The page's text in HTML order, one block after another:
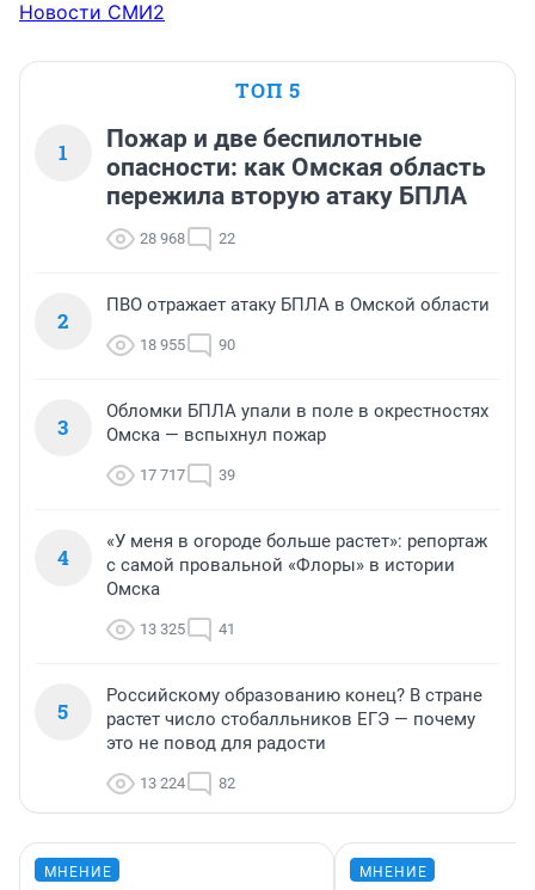
Новости СМИ2
ТОП 5
1
Пожар и две беспилотные
опасности: как Омская область
пережила вторую атаку БПЛА
28 968 22
2
ПВО отражает атаку БПЛА в Омской области
18 955 90
3
Обломки БПЛА упали в поле в окрестностях
Омска — вспыхнул пожар
17 717 39
4
«У меня в огороде больше растет»: репортаж
с самой провальной «Флоры» в истории
Омска
13 325 41
5
Российскому образованию конец? В стране
растет число стобалльников ЕГЭ — почему
это не повод для радости
13 224 82
МНЕНИЕ МНЕНИЕ